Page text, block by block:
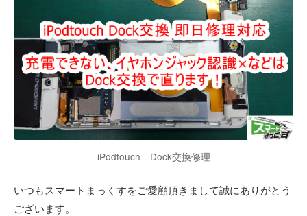
iPodtouch Dock交換修理
いつもスマートまっくすをご愛顧頂きまして誠にありがとう
ございます。